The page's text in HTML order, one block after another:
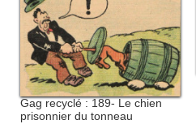
Gag recyclé : 189- Le chien
prisonnier du tonneau